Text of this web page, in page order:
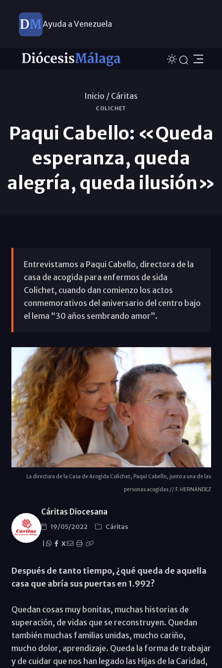
Ayuda a Venezuela
Inicio / Cáritas
COLICHET
Paqui Cabello: «Queda
esperanza, queda
alegría, queda ilusión»
Entrevistamos a Paqui Cabello, directora de la
casa de acogida para enfermos de sida
Colichet, cuando dan comienzo los actos
conmemorativos del aniversario del centro bajo
el lema “30 años sembrando amor”.
La directora de la Casa de Acogida Colichet, Paqui Cabello, junto a una de las
personas acogidas // F. HERNÁNDEZ
Cáritas Diocesana
19/05/2022
Cáritas
X
Después de tanto tiempo, ¿qué queda de aquella
casa que abría sus puertas en 1.992?
Quedan cosas muy bonitas, muchas historias de
superación, de vidas que se reconstruyen. Quedan
también muchas familias unidas, mucho cariño,
mucho dolor, aprendizaje. Queda la forma de trabajar
y de cuidar que nos han legado las Hijas de la Caridad,